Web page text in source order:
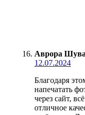
Аврора
12.07.2024
Благодаря
напечатать
через сайт,
отличное